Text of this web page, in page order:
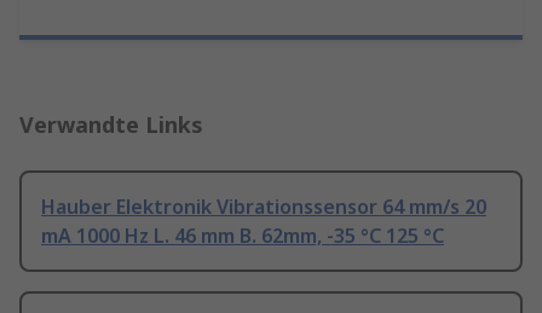
Verwandte Links
Hauber Elektronik Vibrationssensor 64 mm/s 20
mA 1000 Hz L. 46 mm B. 62mm, -35 °C 125 °C